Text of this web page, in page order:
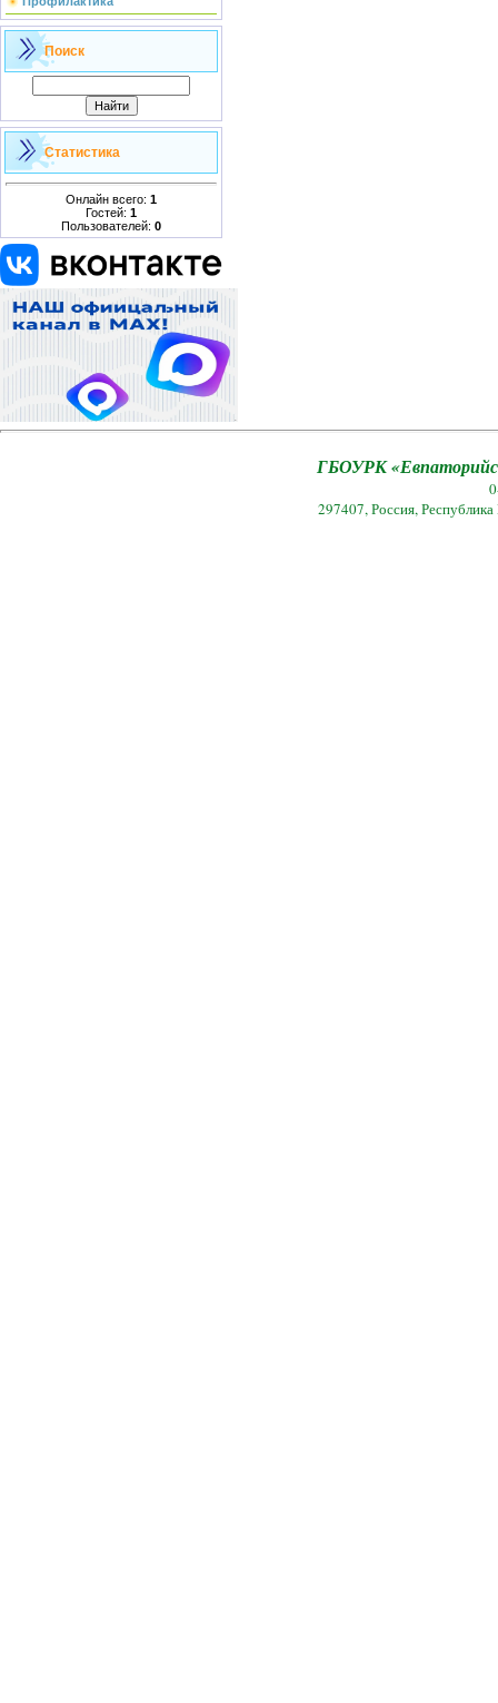
Поиск
Статистика
Онлайн всего: 1
Гостей: 1
Пользователей: 0
ГБОУРК
297407, Россия,